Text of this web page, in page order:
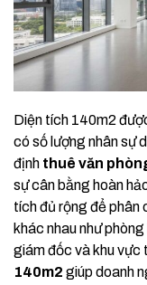
Diện tích 140m2
có số lượng nhân sự
định thuê văn
sự cân bằng hoàn
tích đủ rộng để phân
khác nhau như
giám đốc và khu vực
140m2 giúp doanh